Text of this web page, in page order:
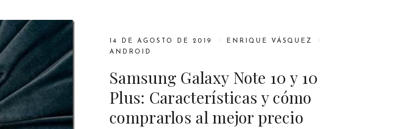
14 DE AGOSTO DE 2019
ENRIQUE VÁSQUEZ
ANDROID
Samsung Galaxy Note 10 y 10
Plus: Características y cómo
comprarlos al mejor precio